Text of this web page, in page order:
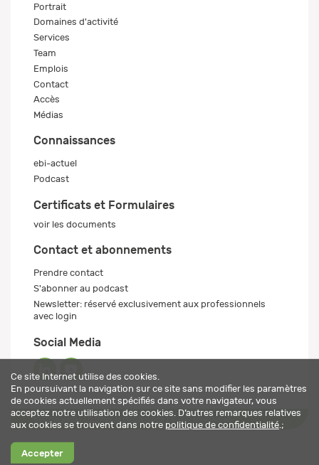
Portrait
Domaines d'activité
Services
Team
Emplois
Contact
Accès
Médias
Connaissances
ebi-actuel
Podcast
Certificats et Formulaires
voir les documents
Contact et abonnements
Prendre contact
S'abonner au podcast
Newsletter: réservé exclusivement aux professionnels
avec login
Social Media
Ce site Internet utilise des cookies.
En poursuivant la navigation sur ce site sans modifier les paramètres
de cookies actuellement spécifiés dans votre navigateur, vous
acceptez notre utilisation des cookies. D’autres remarques relatives
aux cookies se trouvent dans notre politique de confidentialité .;
Accepter